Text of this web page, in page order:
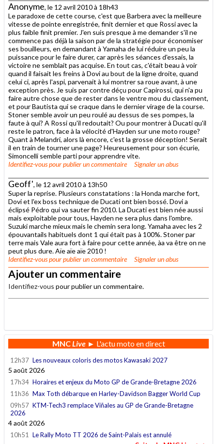
Anonyme, le 12 avril 2010 à 18h43
Le paradoxe de cette course, c'est que Barbera avec la meilleure
vitesse de pointe enregistrée, finit dernier et que Rossi avec la
plus faible finit premier. J'en suis presque à me demander s'il ne
commence pas déjà la saison par de la stratégie pour économiser
ses bouilleurs, en demandant à Yamaha de lui réduire un peu la
puissance pour le faire durer, car après les séances d'essais, la
victoire ne semblait pas acquise. En tout cas, c'était beau à voir
quand il faisait les freins à Dovi au bout de la ligne droite, quand
celui ci, après l'aspi, parvenait à lui montrer sa roue avant, à une
exception près. Je suis par contre déçu pour Capirossi, qui n'a pu
faire autre chose que de rester dans le ventre mou du classement,
et pour Bautista qui se craque dans le dernier virage de la course.
Stoner semble avoir un peu roulé au dessus de ses pompes, la
faute à qui? A Rossi qu'il redoutait? Ou pour montrer à Ducati qu'il
reste le patron, face à la vélocité d'Hayden sur une moto rouge?
Quant à Melandri, alors là encore, c'est la grosse déception! Serait
il en train de tourner une page? Heureusement pour son écurie,
Simoncelli semble parti pour apprendre vite.
Identifiez-vouspour publier un commentaire Signaler un abus
Geoff', le 12 avril 2010 à 13h50
Super la reprise. Plusieurs constatations : la Honda marche fort,
Dovi et l'ex boss technique de Ducati ont bien bossé. Dovi a
éclipsé Pédro qui va sauter fin 2010. La Ducati est bien née aussi
mais exploitable pour tous, Hayden ne sera plus dans l'ombre.
Suzuki marche mieux mais le chemin sera long. Yamaha avec les 2
épouvantails habituels dont 1 qui était pas à 100%. Stoner par
terre mais Vale aura fort à faire pour cette année, àa va être on ne
peut plus dure. Aïe aïe aïe 2010 !
Identifiez-vouspour publier un commentaire Signaler un abus
Ajouter un commentaire
Identifiez-vous pour publier un commentaire.
MNCLive► L'actu moto en direct
12h37 Les nouveaux coloris des motos Kawasaki 2027
5 août 2026
17h34 Horaires et enjeux du Moto GP de Grande-Bretagne 2026
11h36 Max Toth débarque en Harley-Davidson Bagger World Cup
09h57 KTM-Tech3 remplace Viñales au GP de Grande-Bretagne
2026
4 août 2026
10h51 Le Rally Moto TT 2026 de Saint-Palais est annulé